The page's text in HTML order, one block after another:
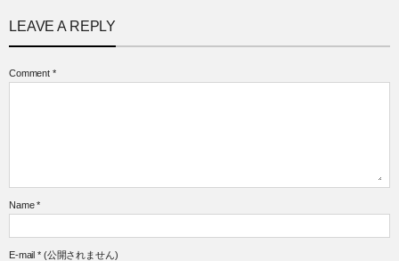
LEAVE A REPLY
Comment *
Name *
E-mail *(公開されません)